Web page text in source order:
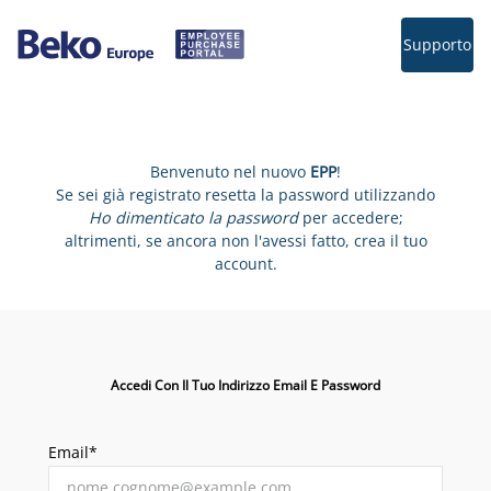
Supporto
Benvenuto nel nuovo EPP!
Se sei già registrato resetta la password utilizzando
Ho dimenticato la passwordper accedere;
altrimenti, se ancora non l'avessi fatto, crea il tuo
account.
Accedi Con Il Tuo Indirizzo Email E Password
Email*